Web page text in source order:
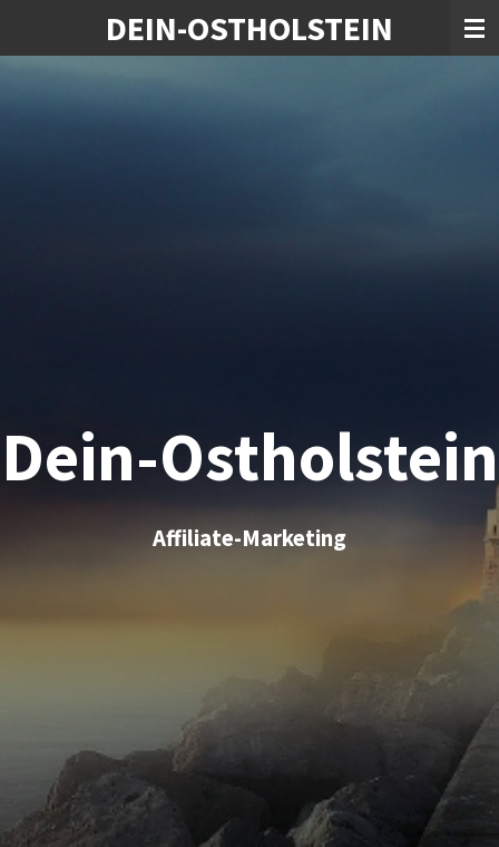
Hauptinhalt
DEIN-OSTHOLSTEIN
Dein-Ostholstein
Affiliate-Marketing